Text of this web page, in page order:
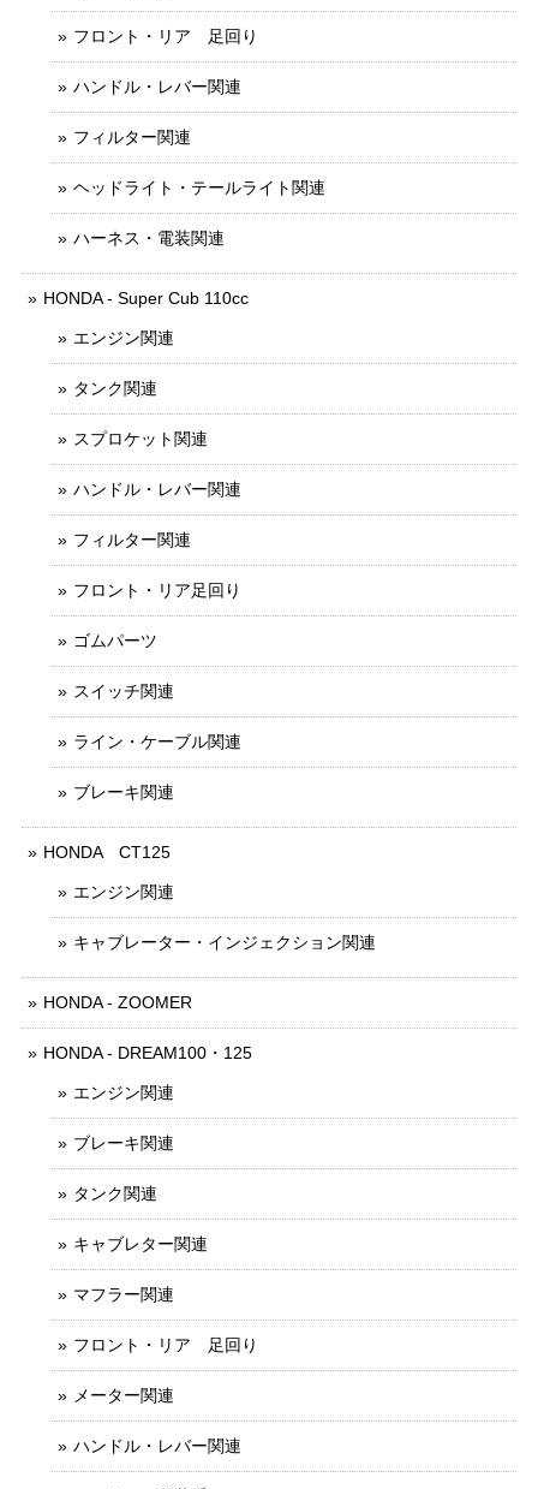
フロント・リア 足回り
ハンドル・レバー関連
フィルター関連
ヘッドライト・テールライト関連
ハーネス・電装関連
HONDA - Super Cub 110cc
エンジン関連
タンク関連
スプロケット関連
ハンドル・レバー関連
フィルター関連
フロント・リア足回り
ゴムパーツ
スイッチ関連
ライン・ケーブル関連
ブレーキ関連
HONDA CT125
エンジン関連
キャブレーター・インジェクション関連
HONDA - ZOOMER
HONDA - DREAM100・125
エンジン関連
ブレーキ関連
タンク関連
キャブレター関連
マフラー関連
フロント・リア 足回り
メーター関連
ハンドル・レバー関連